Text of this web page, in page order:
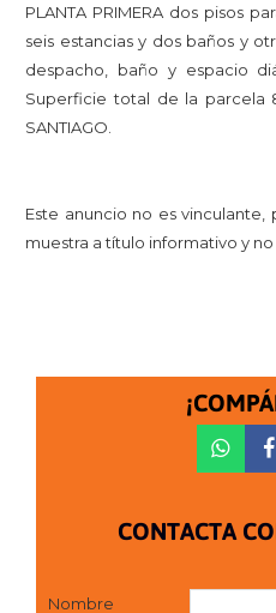
PLANTA PRIMERA dos pisos
seis estancias y dos baños y
despacho, baño y espacio
Superficie total de la parcela
SANTIAGO.
Este anuncio no es
muestra a título informativo y no
CONTACTA
Nombre